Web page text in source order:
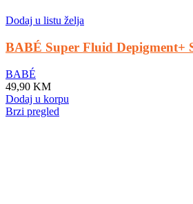
Dodaj u listu želja
BABÉ Super Fluid Depigment+
BABÉ
49,90 KM
Dodaj u korpu
Brzi pregled